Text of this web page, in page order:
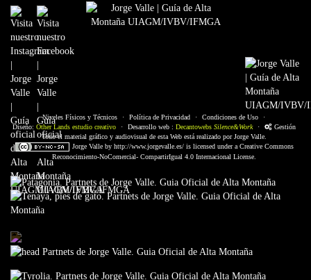
Niveles Físicos y Técnicos · Política de Privacidad · Condiciones de Uso
·
Diseño: Other Lands estudio creativo · Desarrollo web : Decantowebs Silence&Work ·
Gestión
Todo el material gráfico y audiovisual de esta Web está realizado por Jorge Valle.
Jorge Valleby http://www.jorgevalle.es/is licensed under a Creative Commons
Reconocimiento-NoComercial- CompartirIgual 4.0 Internacional License.